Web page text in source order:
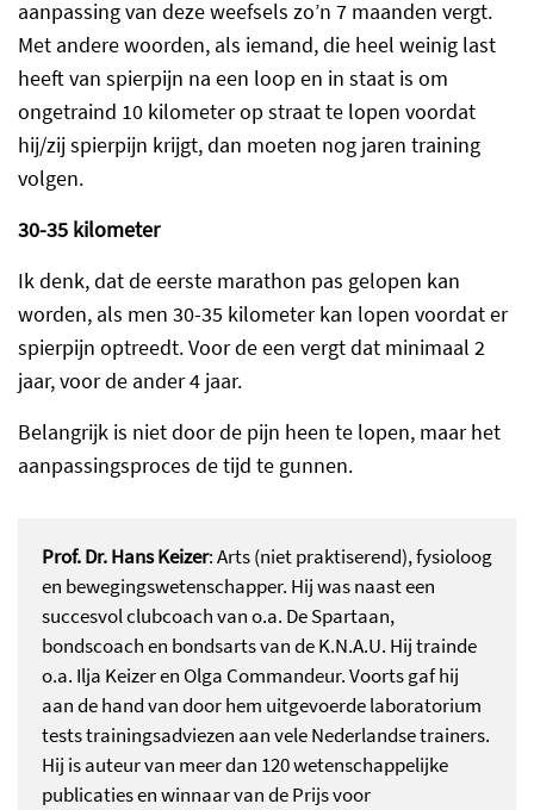
aanpassing van deze weefsels zo’n 7 maanden vergt.
Met andere woorden, als iemand, die heel weinig last
heeft van spierpijn na een loop en in staat is om
ongetraind 10 kilometer op straat te lopen voordat
hij/zij spierpijn krijgt, dan moeten nog jaren training
volgen.
30-35 kilometer
Ik denk, dat de eerste marathon pas gelopen kan
worden, als men 30-35 kilometer kan lopen voordat er
spierpijn optreedt. Voor de een vergt dat minimaal 2
jaar, voor de ander 4 jaar.
Belangrijk is niet door de pijn heen te lopen, maar het
aanpassingsproces de tijd te gunnen.
Prof. Dr. Hans Keizer: Arts (niet praktiserend), fysioloog
en bewegingswetenschapper. Hij was naast een
succesvol clubcoach van o.a. De Spartaan,
bondscoach en bondsarts van de K.N.A.U. Hij trainde
o.a. Ilja Keizer en Olga Commandeur. Voorts gaf hij
aan de hand van door hem uitgevoerde laboratorium
tests trainingsadviezen aan vele Nederlandse trainers.
Hij is auteur van meer dan 120 wetenschappelijke
publicaties en winnaar van de Prijs voor